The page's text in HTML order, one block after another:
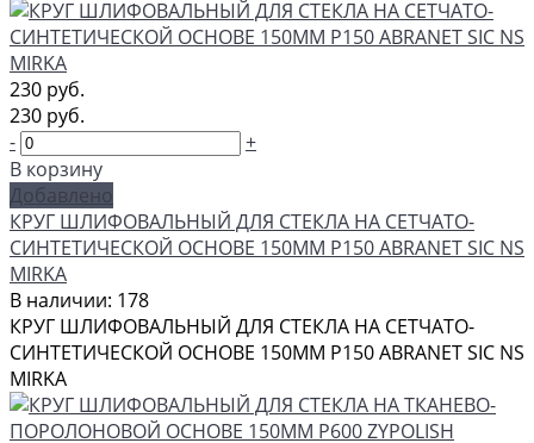
230 руб.
230 руб.
-
+
В корзину
Добавлено
КРУГ ШЛИФОВАЛЬНЫЙ ДЛЯ СТЕКЛА НА СЕТЧАТО-
СИНТЕТИЧЕСКОЙ ОСНОВЕ 150ММ Р150 ABRANET SIC NS
MIRKA
В наличии: 178
КРУГ ШЛИФОВАЛЬНЫЙ ДЛЯ СТЕКЛА НА СЕТЧАТО-
СИНТЕТИЧЕСКОЙ ОСНОВЕ 150ММ Р150 ABRANET SIC NS
MIRKA